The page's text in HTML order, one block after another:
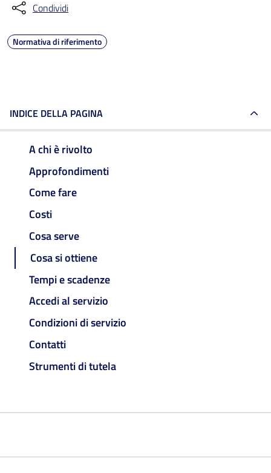
Condividi
Normativa di riferimento
INDICE DELLA PAGINA
A chi è rivolto
Approfondimenti
Come fare
Costi
Cosa serve
Cosa si ottiene
Tempi e scadenze
Accedi al servizio
Condizioni di servizio
Contatti
Strumenti di tutela